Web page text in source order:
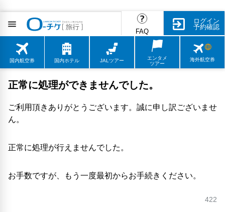
FAQ
ログイン
予約確認
国内航空券 国内ホテル JALツアー
エンタメ
ツアー
海外航空券
正常に処理ができませんでした。
ご利用頂きありがとうございます。誠に申し訳ございませ
ん。
正常に処理が行えませんでした。
お手数ですが、もう一度最初からお手続きください。
422